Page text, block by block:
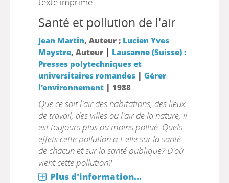
Santé et pollution de l'air
Jean Martin, Auteur ; Lucien Yves
Maystre, Auteur | Lausanne (Suisse) :
Presses polytechniques et
universitaires romandes| Gérer
l'environnement| 1988
Que ce soit l'air des habitations, des lieux
de travail, des villes ou l'air de la nature, il
est toujours plus ou moins pollué. Quels
effets cette pollution a-t-elle sur la santé
de chacun et sur la santé publique? D'où
vient cette pollution?
Plus d'information...